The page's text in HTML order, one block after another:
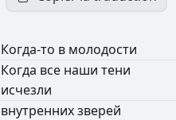
Когда-то в молодости
Когда все наши тени
исчезли
внутреннихзверей